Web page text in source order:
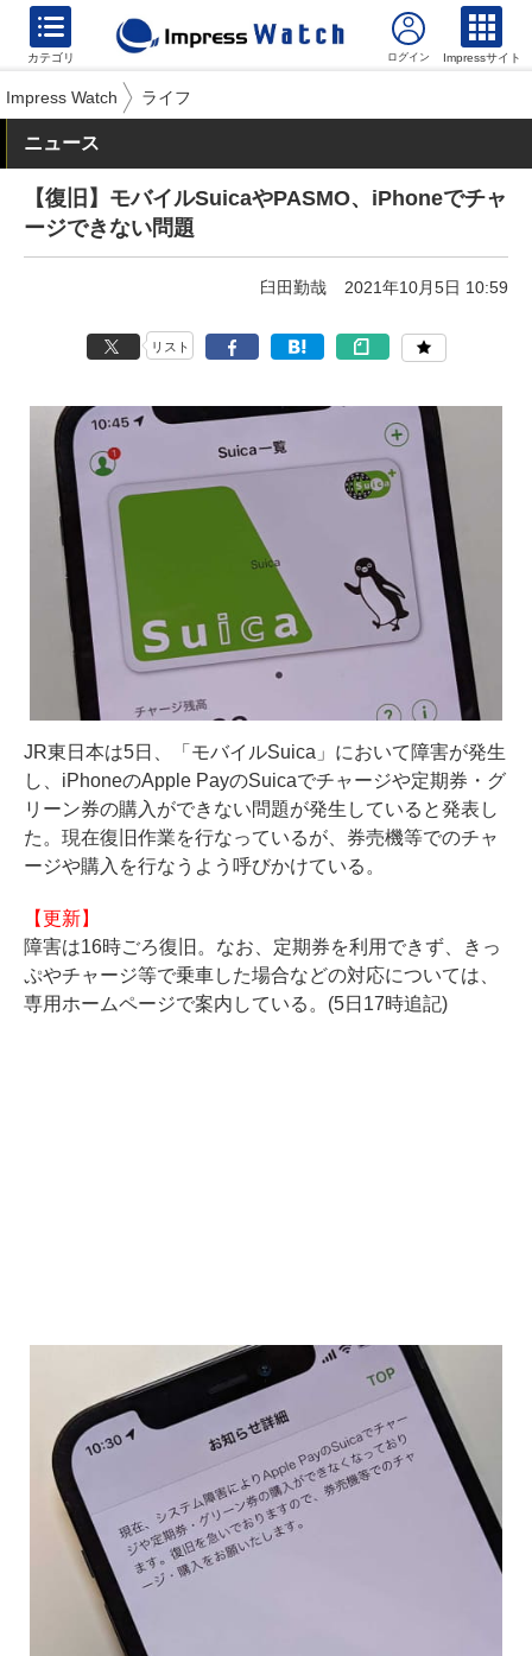
カテゴリ Impressサイト
Impress Watch ライフ
ニュース
【復旧】モバイルSuicaやPASMO、iPhoneでチャ
ージできない問題
臼田勤哉 2021年10月5日 10:59
リスト
JR東日本は5日、「モバイルSuica」において障害が発生
し、iPhoneのApple PayのSuicaでチャージや定期券・グ
リーン券の購入ができない問題が発生していると発表し
た。現在復旧作業を行なっているが、券売機等でのチャ
ージや購入を行なうよう呼びかけている。
【更新】
障害は16時ごろ復旧。なお、定期券を利用できず、きっ
ぷやチャージ等で乗車した場合などの対応については、
専用ホームページで案内している 。(5日17時追記)